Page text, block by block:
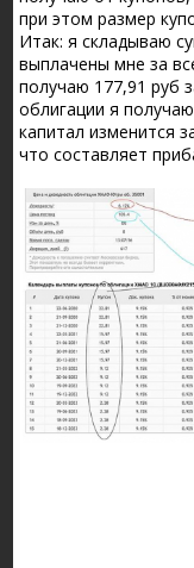
при этом размер
Итак: я складываю
выплачены мне за
получаю 177,91 руб
облигации я
капитал изменится
что составляет